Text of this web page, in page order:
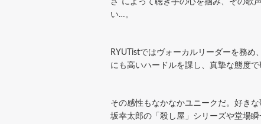
い…。
RYUTistではヴォーカルリーダーを務
にも高いハードルを課し、真摯な態度
その感性もなかなかユニークだ。好き
坂幸太郎の「殺し屋」シリーズや堂場